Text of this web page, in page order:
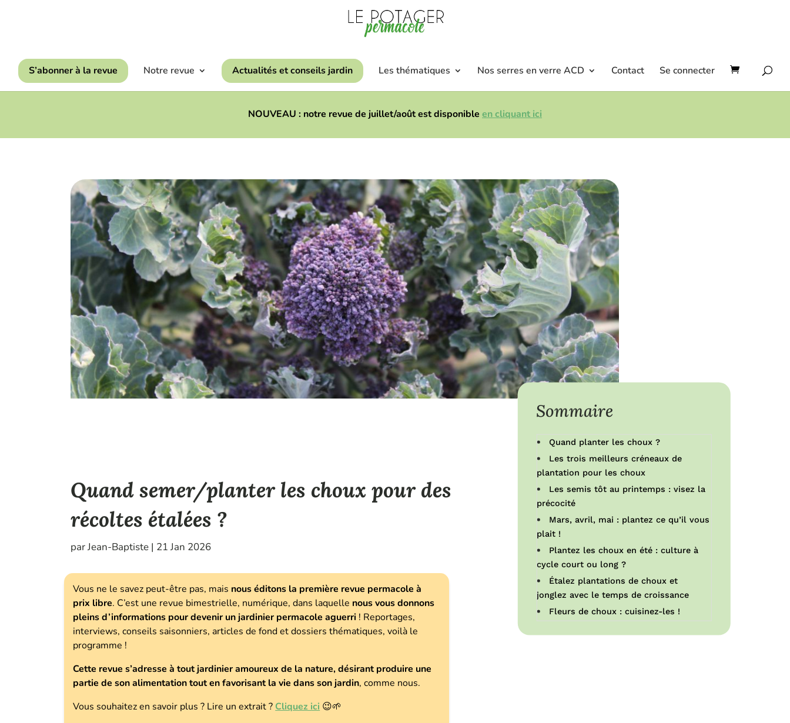
S’abonner à la revue Notre revue Actualités et conseils jardin Les thématiques Nos serres en verre ACD Contact Se connecter
NOUVEAU : notre revue de juillet/août est disponible en cliquant ici
Quand semer/planter les choux pour des
récoltes étalées ?
parJean-Baptiste | 21 Jan 2026
Vous ne le savez peut-être pas, mais nous éditons la première revue permacole à
prix libre. C’est une revue bimestrielle, numérique, dans laquelle nous vous donnons
pleins d’informations pour devenir un jardinier permacole aguerri ! Reportages,
interviews, conseils saisonniers, articles de fond et dossiers thématiques, voilà le
programme !
Cette revue s’adresse à tout jardinier amoureux de la nature, désirant produire une
partie de son alimentation tout en favorisant la vie dans son jardin, comme nous.
Vous souhaitez en savoir plus ? Lire un extrait ? Cliquez ici 😉🌱
Sommaire
Quand planter les choux ?
Les trois meilleurs créneaux de
plantation pour les choux
Les semis tôt au printemps : visez la
précocité
Mars, avril, mai : plantez ce qu’il vous
plait !
Plantez les choux en été : culture à
cycle court ou long ?
Étalez plantations de choux et
jonglez avec le temps de croissance
Fleurs de choux : cuisinez-les !